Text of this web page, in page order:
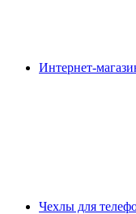
Интернет-
Чехлы для